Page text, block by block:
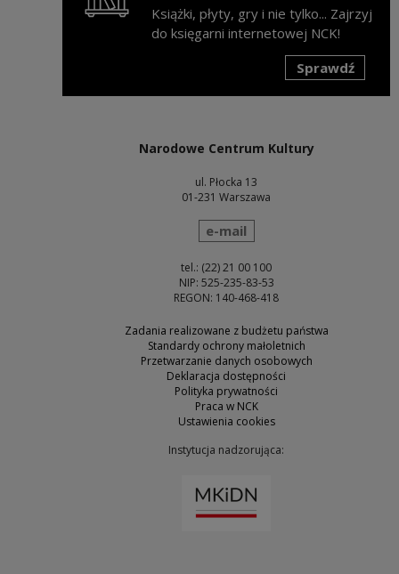
Książki, płyty, gry i nie tylko... Zajrzyj
do księgarni internetowej NCK!
Sprawdź
Narodowe Centrum Kultury
ul. Płocka 13
01-231 Warszawa
wyślij wiadomość
e-mail
tel.: (22) 21 00 100
NIP: 525-235-83-53
REGON: 140-468-418
Zadania realizowane z budżetu państwa
Standardy ochrony małoletnich
Przetwarzanie danych osobowych
Deklaracja dostępności
Polityka prywatności
Praca w NCK
Ustawienia cookies
Instytucja nadzorująca: